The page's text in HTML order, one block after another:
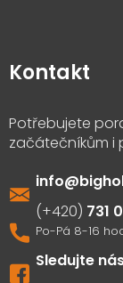
Kontakt
info@
731
Sledujte